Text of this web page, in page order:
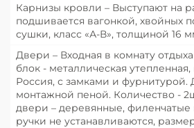
Карнизы кровли – Выступают на
подшивается вагонкой, хвойных
сушки, класс «А-В», толщиной 16
Двери – Входная в комнату
блок - металлическая
Россия, с замками и фурнитурой.
монтажной пеной. Количество -
двери – деревянные, филенчатые
ручки не устанавливаются,